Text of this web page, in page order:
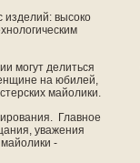
изделий: высоко
могут делиться
на юбилей,
майолики.
Главное
уважения
-